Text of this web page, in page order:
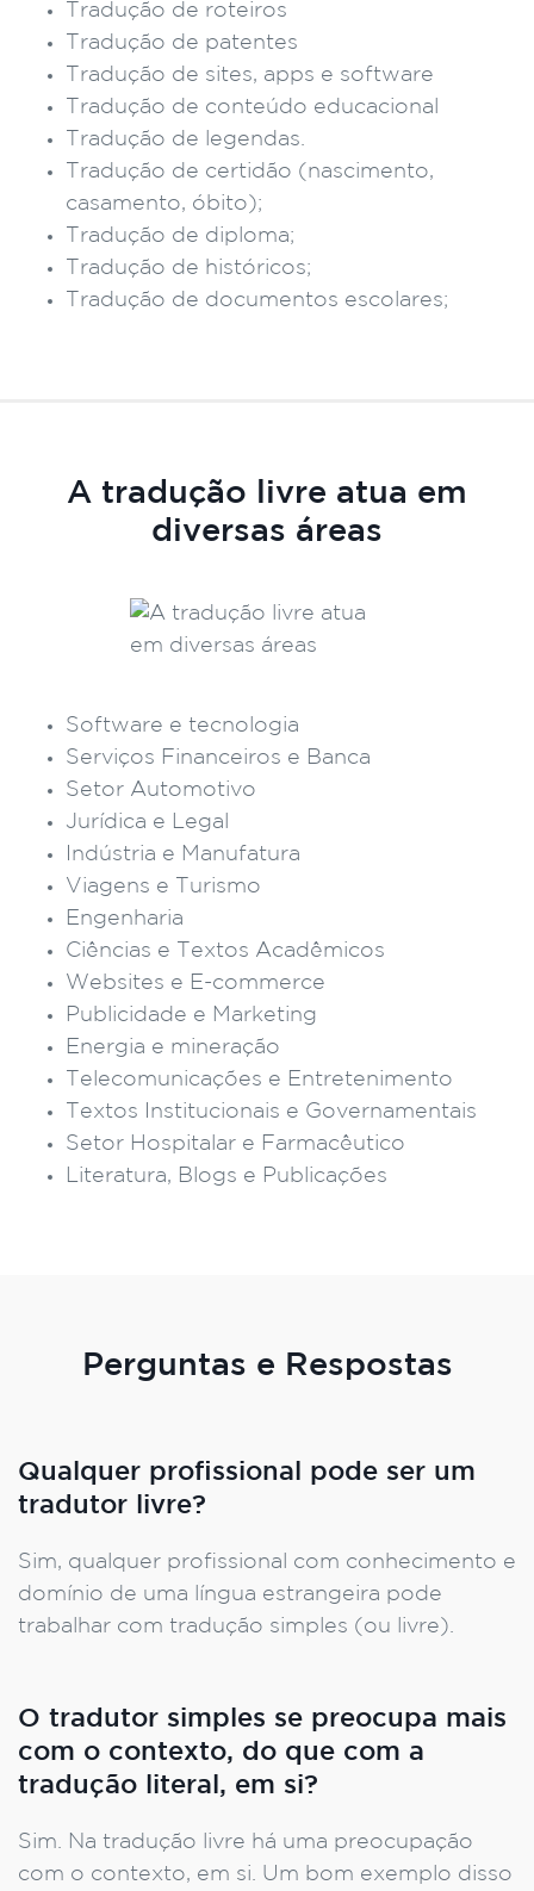
Tradução de roteiros
Tradução de patentes
Tradução de sites, apps e software
Tradução de conteúdo educacional
Tradução de legendas.
Tradução de certidão (nascimento,
casamento, óbito);
Tradução de diploma;
Tradução de históricos;
Tradução de documentos escolares;
A tradução livre atua em
diversas áreas
Software e tecnologia
Serviços Financeiros e Banca
Setor Automotivo
Jurídica e Legal
Indústria e Manufatura
Viagens e Turismo
Engenharia
Ciências e Textos Acadêmicos
Websites e E-commerce
Publicidade e Marketing
Energia e mineração
Telecomunicações e Entretenimento
Textos Institucionais e Governamentais
Setor Hospitalar e Farmacêutico
Literatura, Blogs e Publicações
Perguntas e Respostas
Qualquer profissional pode ser um
tradutor livre?
Sim, qualquer profissional com conhecimento e
domínio de uma língua estrangeira pode
trabalhar com tradução simples (ou livre).
O tradutor simples se preocupa mais
com o contexto, do que com a
tradução literal, em si?
Sim. Na tradução livre há uma preocupação
com o contexto, em si. Um bom exemplo disso